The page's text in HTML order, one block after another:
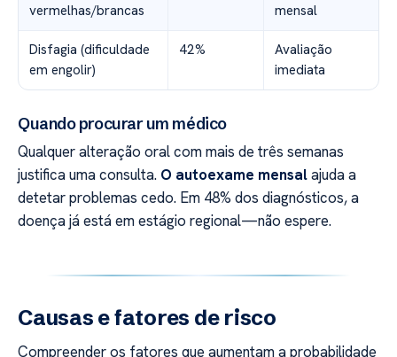
vermelhas/brancas
mensal
Disfagia (dificuldade
em engolir)
42%
Avaliação
imediata
Quando procurar um médico
Qualquer alteração oral com mais de três semanas
justifica uma consulta. O autoexame mensalajuda a
detetar problemas cedo. Em 48% dos diagnósticos, a
doença já está em estágio regional—não espere.
Causas e fatores de risco
Compreender os fatores que aumentam a probabilidade